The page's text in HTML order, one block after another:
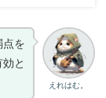
えれはむ。
点を
と